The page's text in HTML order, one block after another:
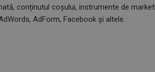
conținutul coșului, instrumente de
AdForm, Facebook și altele.